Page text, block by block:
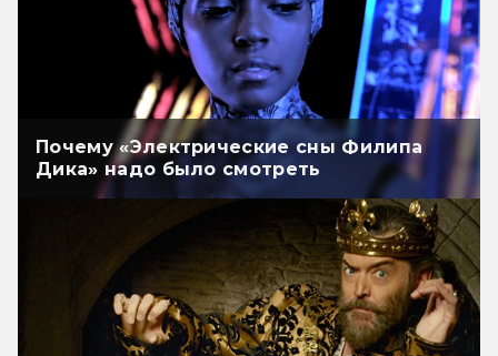
Почему «Электрические сны Филипа
Дика» надо было смотреть